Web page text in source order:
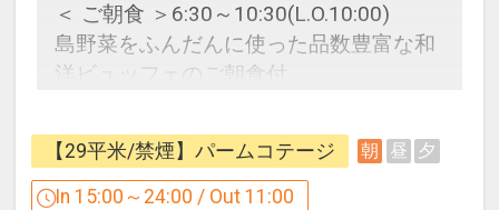
＜ ご朝食 ＞6:30～10:30(L.O.10:00)
島野菜をふんだんに使った品数豊富な和
洋ビュッフェのご朝食付。
なし。
かちゅー湯は、身体の中から温まりま
す。
【29平米/禁煙】パームコテージ 朝 昼 夕
In 15:00～24:00 / Out 11:00